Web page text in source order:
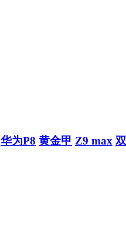
华为P8 黄金甲 Z9 max